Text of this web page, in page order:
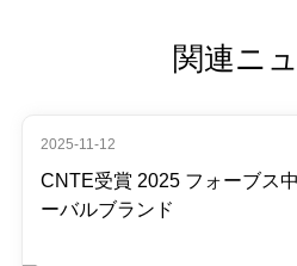
関連ニ
2025-11-12
CNTE受賞 2025 フォーブス
ーバルブランド